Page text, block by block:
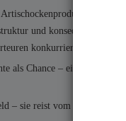
und konsequentem
konkurrieren.
als Chance – eine Chance,
– sie reist vom Boden bis